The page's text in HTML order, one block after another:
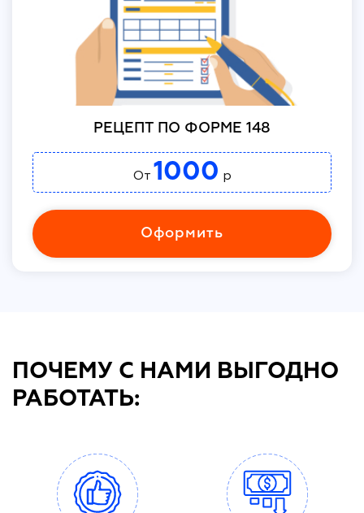
РЕЦЕПТ ПО ФОРМЕ 148
От 1000 р
Оформить
ПОЧЕМУ С НАМИ ВЫГОДНО
РАБОТАТЬ: